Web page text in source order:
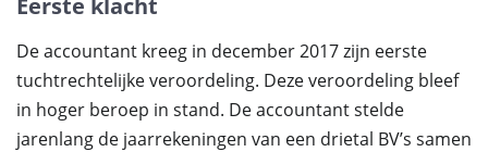
Eerste klacht
De accountant kreeg in december 2017 zijn eerste
tuchtrechtelijke veroordeling. Deze veroordeling bleef
in hoger beroep in stand. De accountant stelde
jarenlang de jaarrekeningen van een drietal BV’s samen